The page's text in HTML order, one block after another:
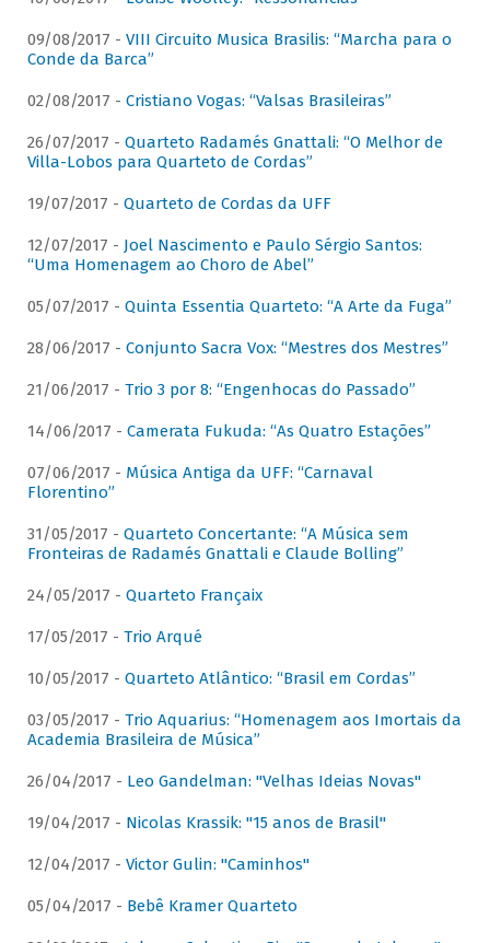
09/08/2017 - VIII Circuito Musica Brasilis: “Marcha para o
Conde da Barca”
02/08/2017 - Cristiano Vogas: “Valsas Brasileiras”
26/07/2017 - Quarteto Radamés Gnattali: “O Melhor de
Villa-Lobos para Quarteto de Cordas”
19/07/2017 - Quarteto de Cordas da UFF
12/07/2017 - Joel Nascimento e Paulo Sérgio Santos:
“Uma Homenagem ao Choro de Abel”
05/07/2017 - Quinta Essentia Quarteto: “A Arte da Fuga”
28/06/2017 - Conjunto Sacra Vox: “Mestres dos Mestres”
21/06/2017 - Trio 3 por 8: “Engenhocas do Passado”
14/06/2017 - Camerata Fukuda: “As Quatro Estações”
07/06/2017 - Música Antiga da UFF: “Carnaval
Florentino”
31/05/2017 - Quarteto Concertante: “A Música sem
Fronteiras de Radamés Gnattali e Claude Bolling”
24/05/2017 - Quarteto Françaix
17/05/2017 - Trio Arqué
10/05/2017 - Quarteto Atlântico: “Brasil em Cordas”
03/05/2017 - Trio Aquarius: “Homenagem aos Imortais da
Academia Brasileira de Música”
26/04/2017 - Leo Gandelman: "Velhas Ideias Novas"
19/04/2017 - Nicolas Krassik: "15 anos de Brasil"
12/04/2017 - Victor Gulin: "Caminhos"
05/04/2017 - Bebê Kramer Quarteto